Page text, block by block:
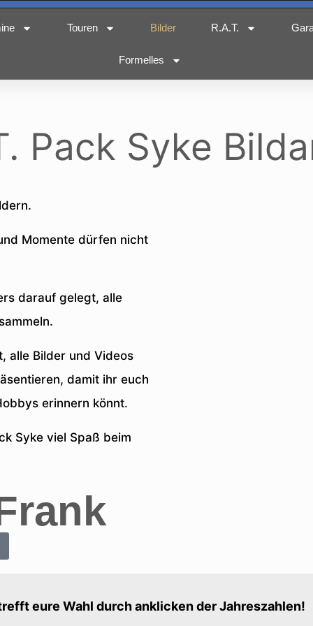
Touren Bilder R.A.T.
Formelles
Pack Syke
Momente dürfen nicht
darauf gelegt, alle
alle Bilder und Videos
damit ihr euch
erinnern könnt.
Syke viel Spaß beim
eure Wahl durch anklicken der Jahreszahlen!